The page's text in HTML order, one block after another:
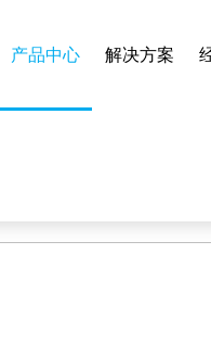
,污草莓视
产品中心 解决方案